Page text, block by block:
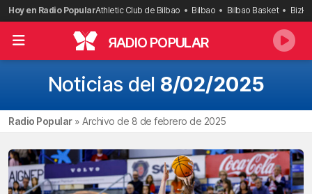
Saltar
al
contenido
Hoy en Radio PopularAthletic Club de Bilbao Bilbao Bilbao Basket
RADIO POPULAR
Noticias del 8/02/2025
Radio Popular» Archivo de 8 de febrero de 2025